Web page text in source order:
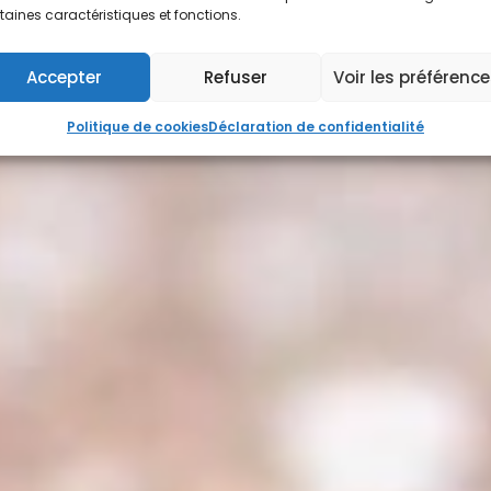
caractéristiques et fonctions.
Accepter Refuser Voir les
Politique de cookiesDéclaration de confidentialité